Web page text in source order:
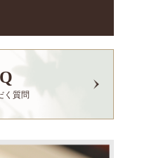
く質問